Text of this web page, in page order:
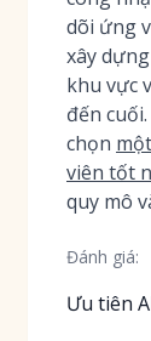
dõi ứng
xây
khu vực
đến
chọn
viên tốt
quy mô
Đánh giá:
Ưu tiên